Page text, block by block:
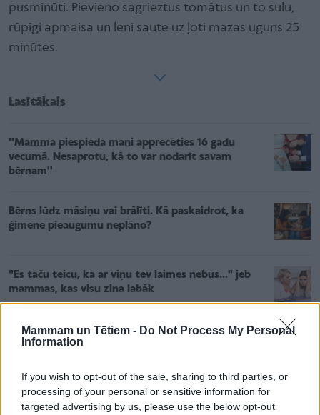
Mammam un Tētiem - Do Not Process My Personal
Information
If you wish to opt-out of the sale, sharing to third parties, or
processing of your personal or sensitive information for
targeted advertising by us, please use the below opt-out
pusminūti. Pievieno sagrieztus tomātus un to sulu,
rūpīgi apmaisa un lēni sautē uz ļoti mazas uguns 25
minūtes.
Lasītākais
''Mamma piespieda mani apprecēties 16 gadu
vecumā. Nesaprotu, kā to var nodarīt savam
bērnam''
Bērns lūdz māsiņu vai brālīti. Kā paskaidrot, ka
ģimene pieaugumu neplāno?
"Es taču teicu, ka ar viņu tev laimes nebūs..." jeb
mammas, kas visu zina labāk
Kamēr mērce vārās, tunzivs konserviem nolej eļļu,
fileju saspaida ar dakšiņu. Zivi pievieno gatavajai